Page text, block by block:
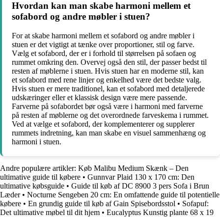
Hvordan kan man skabe harmoni mellem et
sofabord og andre møbler i stuen?
For at skabe harmoni mellem et sofabord og andre møbler i
stuen er det vigtigt at tænke over proportioner, stil og farve.
Vælg et sofabord, der er i forhold til størrelsen på sofaen og
rummet omkring den. Overvej også den stil, der passer bedst til
resten af møblerne i stuen. Hvis stuen har en moderne stil, kan
et sofabord med rene linjer og enkelhed være det bedste valg.
Hvis stuen er mere traditionel, kan et sofabord med detaljerede
udskæringer eller et klassisk design være mere passende.
Farverne på sofabordet bør også være i harmoni med farverne
på resten af møblerne og det overordnede farveskema i rummet.
Ved at vælge et sofabord, der komplementerer og supplerer
rummets indretning, kan man skabe en visuel sammenhæng og
harmoni i stuen.
Andre populære artikler: Køb Malibu Medium Skænk – Den
ultimative guide til købere • Gunnvar Plaid 130 x 170 cm: Den
ultimative købsguide • Guide til køb af DC 8900 3 pers Sofa i Brun
Læder• Nocturne Sengeben 20 cm: En omfattende guide til potentielle
købere • En grundig guide til køb af Gain Spisebordsstol • Sofapuf:
Det ultimative møbel til dit hjem • Eucalyptus Kunstig plante 68 x 19